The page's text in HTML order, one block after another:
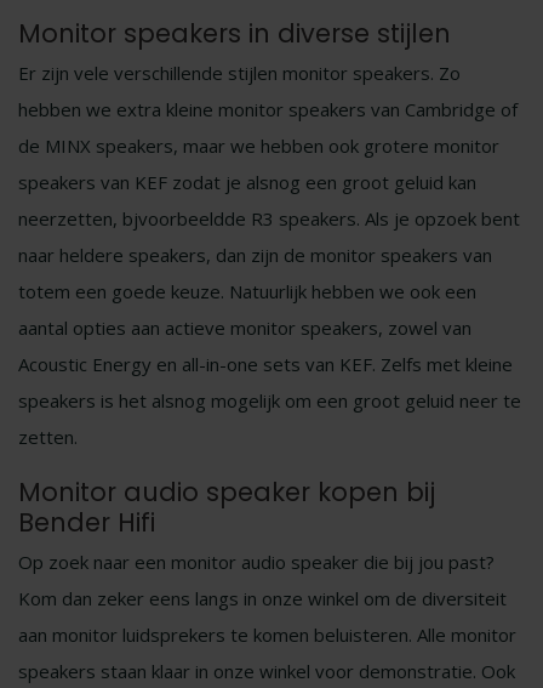
Monitor speakers in diverse stijlen
Er zijn vele verschillende stijlen monitor speakers. Zo
hebben we extra kleine monitor speakers van Cambridge of
de MINX speakers, maar we hebben ook grotere monitor
speakers van KEF zodat je alsnog een groot geluid kan
neerzetten, bjvoorbeeldde R3 speakers. Als je opzoek bent
naar heldere speakers, dan zijn de monitor speakers van
totem een goede keuze. Natuurlijk hebben we ook een
aantal opties aan actieve monitor speakers, zowel van
Acoustic Energy en all-in-one sets van KEF. Zelfs met kleine
speakers is het alsnog mogelijk om een groot geluid neer te
zetten.
Monitor audio speaker kopen bij
Bender Hifi
Op zoek naar een monitor audio speaker die bij jou past?
Kom dan zeker eens langs in onze winkel om de diversiteit
aan monitor luidsprekers te komen beluisteren. Alle monitor
speakers staan klaar in onze winkel voor demonstratie. Ook